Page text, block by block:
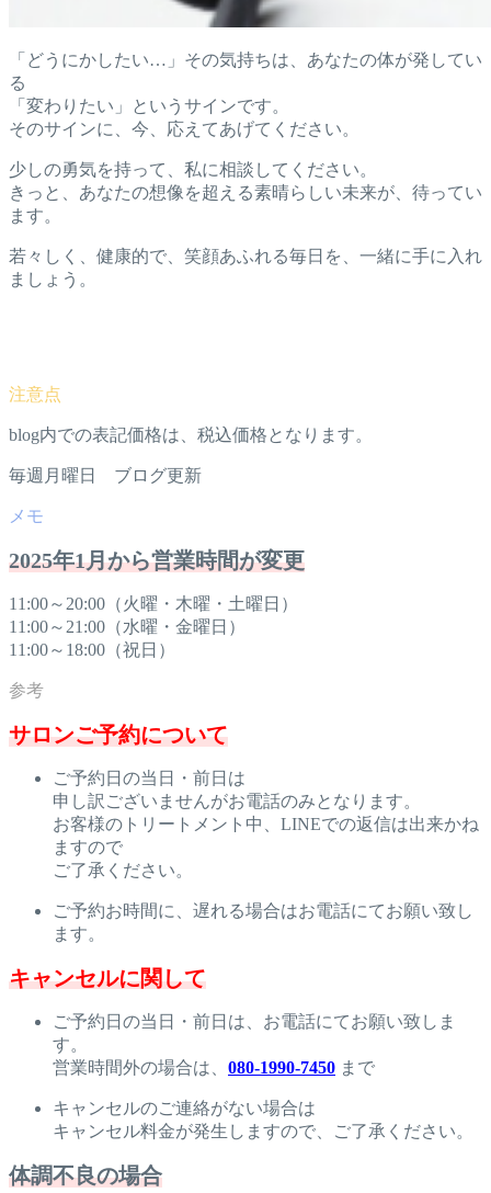
「どうにかしたい…」その気持ちは、あなたの体が発してい
る
「変わりたい」というサインです。
そのサインに、今、応えてあげてください。
少しの勇気を持って、私に相談してください。
きっと、あなたの想像を超える素晴らしい未来が、待ってい
ます。
若々しく、健康的で、笑顔あふれる毎日を、一緒に手に入れ
ましょう。
blog内での表記価格は、税込価格となります。
毎週月曜日 ブログ更新
2025年1月から営業時間が変更
11:00～20:00（火曜・木曜・土曜日）
11:00～21:00（水曜・金曜日）
11:00～18:00（祝日）
サロンご予約について
ご予約日の当日・前日は
申し訳ございませんがお電話のみとなります。
お客様のトリートメント中、LINEでの返信は出来かね
ますので
ご了承ください。
ご予約お時間に、遅れる場合はお電話にてお願い致し
ます。
キャンセルに関して
ご予約日の当日・前日は、お電話にてお願い致しま
す。
営業時間外の場合は、 080-1990-7450 まで
キャンセルのご連絡がない場合は
キャンセル料金が発生しますので、ご了承ください。
体調不良の場合